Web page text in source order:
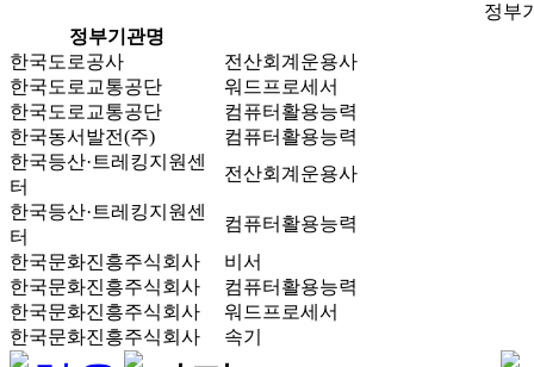
정부
정부기관명
한국도로공사
전산회계운용사
한국도로교통공단
워드프로세서
한국도로교통공단
컴퓨터활용능력
한국동서발전(주)
컴퓨터활용능력
한국등산·트레킹지원센
터
전산회계운용사
한국등산·트레킹지원센
터
컴퓨터활용능력
한국문화진흥주식회사
비서
한국문화진흥주식회사
컴퓨터활용능력
한국문화진흥주식회사
워드프로세서
한국문화진흥주식회사
속기